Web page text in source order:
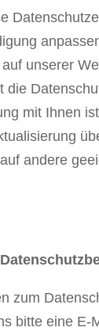
unserer
die
mit Ihnen
andere
zum
bitte eine E-